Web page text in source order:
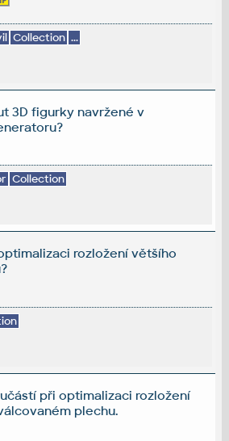
Collection ...
3D figurky navržené v
Collection
rozložení většího
při optimalizaci rozložení
plechu.